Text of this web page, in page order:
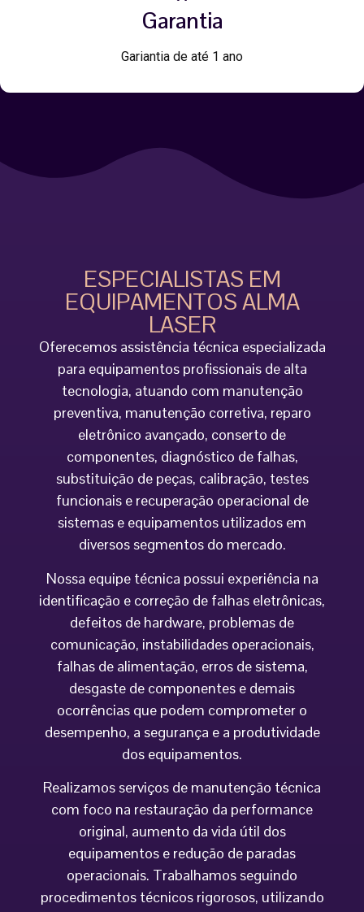
Garantia
Gariantia de até 1 ano
ESPECIALISTAS EM
EQUIPAMENTOS ALMA
LASER
Oferecemos assistência técnica especializada
para equipamentos profissionais de alta
tecnologia, atuando com manutenção
preventiva, manutenção corretiva, reparo
eletrônico avançado, conserto de
componentes, diagnóstico de falhas,
substituição de peças, calibração, testes
funcionais e recuperação operacional de
sistemas e equipamentos utilizados em
diversos segmentos do mercado.
Nossa equipe técnica possui experiência na
identificação e correção de falhas eletrônicas,
defeitos de hardware, problemas de
comunicação, instabilidades operacionais,
falhas de alimentação, erros de sistema,
desgaste de componentes e demais
ocorrências que podem comprometer o
desempenho, a segurança e a produtividade
dos equipamentos.
Realizamos serviços de manutenção técnica
com foco na restauração da performance
original, aumento da vida útil dos
equipamentos e redução de paradas
operacionais. Trabalhamos seguindo
procedimentos técnicos rigorosos, utilizando